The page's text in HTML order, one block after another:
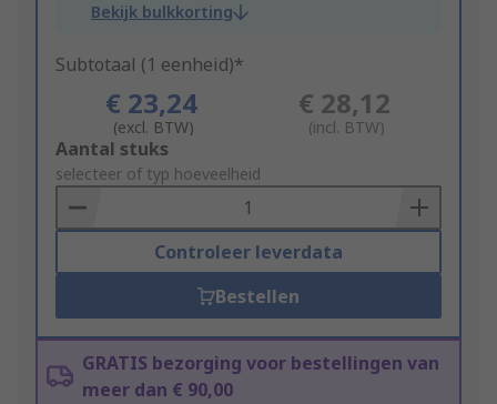
Bekijk bulkkorting
Subtotaal (1 eenheid)*
€ 23,24
(excl. BTW)
€ 28,12
(incl. BTW)
Add
to
Basket
Aantal stuks
selecteer of typ hoeveelheid
Controleer leverdata
Bestellen
GRATIS bezorging voor bestellingen van
meer dan € 90,00